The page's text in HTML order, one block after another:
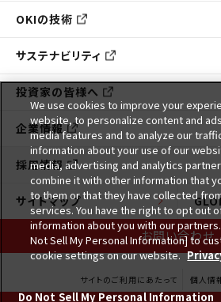
OKIの技術
サステナビリティ
投資家の皆様へ
企業情報
採用情報
サイトマップ
お問い合わせ
サイトのご利用にあたって 個人情
We use cookies to improve your
website, to personalize content and
media features and to analyze our
information about your use of our
media, advertising and analytics
combine it with other information that
to them or that they have collected
services. You have the right to opt out
information about you with our
Not Sell My Personal Information] to
cookie settings on our website.
Do Not Sell My Personal Information